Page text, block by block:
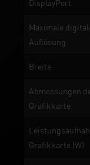
DisplayPort
Maximale
Auflösung
Breite
Abmessungen
Grafikkarte
Grafikkarte (W)